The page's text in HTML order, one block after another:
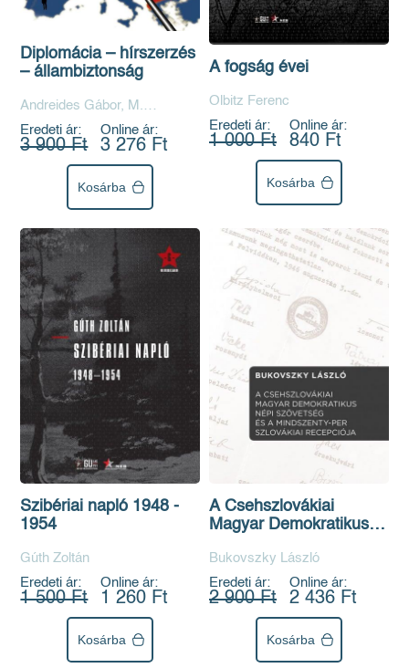
Diplomácia – hírszerzés
– állambiztonság
Andreides Gábor, M.
Madarász Anita, Soós Viktor
Attila
Eredeti ár:
3 900 Ft
Online ár:
3 276 Ft
Kosárba
A fogság évei
Olbitz Ferenc
Eredeti ár:
1 000 Ft
Online ár:
840 Ft
Kosárba
Szibériai napló 1948 -
1954
Gúth Zoltán
Eredeti ár:
1 500 Ft
Online ár:
1 260 Ft
Kosárba
A Csehszlovákiai
Magyar Demokratikus
Mindszenty-per
szlovákiai recepciója
Bukovszky László
Eredeti ár:
2 900 Ft
Online ár:
2 436 Ft
Kosárba